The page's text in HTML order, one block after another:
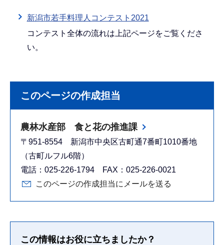
新潟市若手料理人コンテスト2021
コンテスト全体の流れは上記ページをご覧くださ
い。
このページの作成担当
農林水産部 食と花の推進課
〒951-8554 新潟市中央区古町通7番町1010番地
（古町ルフル6階）
電話：025-226-1794 FAX：025-226-0021
このページの作成担当にメールを送る
この情報はお役に立ちましたか？